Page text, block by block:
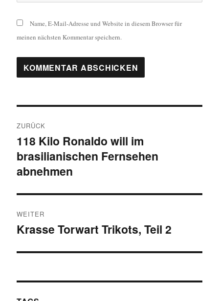
Name, E-Mail-Adresse und Website in diesem Browser für
meinen nächsten Kommentar speichern.
ZURÜCK
Vorheriger
Beitrag:
118 Kilo Ronaldo will im
brasilianischen Fernsehen
abnehmen
WEITER
Nächster
Krasse Torwart Trikots, Teil 2